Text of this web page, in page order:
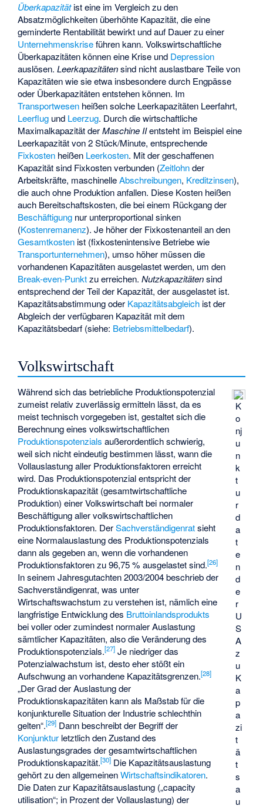
Überkapazitätist eine im Vergleich zu den
Absatzmöglichkeiten überhöhte Kapazität, die eine
geminderte Rentabilität bewirkt und auf Dauer zu einer
Unternehmenskriseführen kann. Volkswirtschaftliche
Überkapazitäten können eine Krise und Depression
auslösen.Leerkapazitätensind nicht auslastbare Teile von
Kapazitäten wie sie etwa insbesondere durch Engpässe
oder Überkapazitäten entstehen können. Im
Transportwesen heißen solche Leerkapazitäten Leerfahrt,
Leerflug und Leerzug. Durch die wirtschaftliche
Maximalkapazität derMaschine IIentsteht im Beispiel eine
Leerkapazität von 2 Stück/Minute, entsprechende
Fixkosten heißen Leerkosten. Mit der geschaffenen
Kapazität sind Fixkosten verbunden (Zeitlohnder
Arbeitskräfte, maschinelleAbschreibungen, Kreditzinsen),
die auch ohne Produktion anfallen. Diese Kosten heißen
auch Bereitschaftskosten, die bei einem Rückgang der
Beschäftigung nur unterproportional sinken
(Kostenremanenz). Je höher der Fixkostenanteil an den
Gesamtkosten ist (fixkostenintensive Betriebe wie
Transportunternehmen), umso höher müssen die
vorhandenen Kapazitäten ausgelastet werden, um den
Break-even-Punktzu erreichen.Nutzkapazitätensind
entsprechend der Teil der Kapazität, der ausgelastet ist.
Kapazitätsabstimmungoder Kapazitätsabgleich ist der
Abgleich der verfügbaren Kapazität mit dem
Kapazitätsbedarf (siehe: Betriebsmittelbedarf).
Volkswirtschaft
K
o
nj
u
n
k
t
u
r
d
a
t
e
n
d
e
r
U
S
A
z
u
K
a
p
a
zi
t
ä
t
s
a
u
Während sich das betriebliche Produktionspotenzial
zumeist relativ zuverlässig ermitteln lässt, da es
meist technisch vorgegeben ist, gestaltet sich die
Berechnung eines volkswirtschaftlichen
Produktionspotenzials außerordentlich schwierig,
weil sich nicht eindeutig bestimmen lässt, wann die
Vollauslastung aller Produktionsfaktoren erreicht
wird. Das Produktionspotenzial entspricht der
Produktionskapazität (gesamtwirtschaftliche
Produktion) einer Volkswirtschaft bei normaler
Beschäftigung aller volkswirtschaftlichen
Produktionsfaktoren. DerSachverständigenratsieht
eine Normalauslastung des Produktionspotenzials
dann als gegeben an, wenn die vorhandenen
Produktionsfaktoren zu 96,75 % ausgelastet sind.[26]
In seinem Jahresgutachten 2003/2004 beschrieb der
Sachverständigenrat, was unter
Wirtschaftswachstum zu verstehen ist, nämlich eine
langfristige Entwicklung des Bruttoinlandsprodukts
bei voller oder zumindest normaler Auslastung
sämtlicher Kapazitäten, also die Veränderung des
Produktionspotenzials.[27] Je niedriger das
Potenzialwachstum ist, desto eher stößt ein
Aufschwung an vorhandene Kapazitätsgrenzen.[28]
„Der Grad der Auslastung der
Produktionskapazitäten kann als Maßstab für die
konjunkturelle Situation der Industrie schlechthin
gelten“.[29] Dann beschreibt der Begriff der
Konjunktur letztlich den Zustand des
Auslastungsgrades der gesamtwirtschaftlichen
Produktionskapazität.[30] Die Kapazitätsauslastung
gehört zu den allgemeinenWirtschaftsindikatoren.
Die Daten zur Kapazitätsauslastung („capacity
utilisation“; in Prozent der Vollauslastung) der